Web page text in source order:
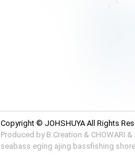
Copyright © JOHSHUYA All Rights
Produced by B.Creation & CHOWARI &
seabass eging ajing bassfishing